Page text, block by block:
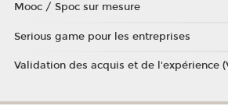
Mooc / Spoc sur mesure
Serious game pour les entreprises
Validation des acquis et de l'expérience